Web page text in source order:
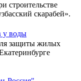
строительстве
скарабей».
у воды
защиты жилых